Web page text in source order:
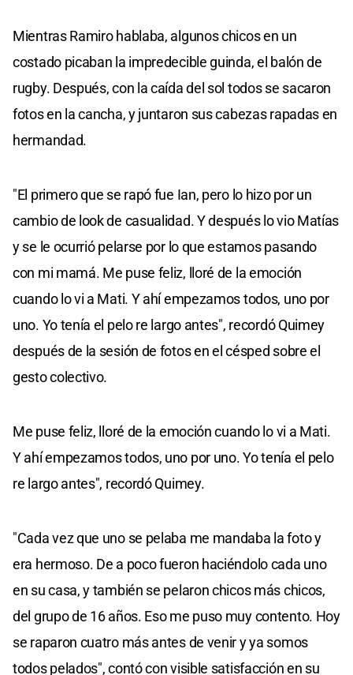
Mientras Ramiro hablaba, algunos chicos en un
costado picaban la impredecible guinda, el balón de
rugby. Después, con la caída del sol todos se sacaron
fotos en la cancha, y juntaron sus cabezas rapadas en
hermandad.
"El primero que se rapó fue Ian, pero lo hizo por un
cambio de look de casualidad. Y después lo vio Matías
y se le ocurrió pelarse por lo que estamos pasando
con mi mamá. Me puse feliz, lloré de la emoción
cuando lo vi a Mati. Y ahí empezamos todos, uno por
uno. Yo tenía el pelo re largo antes", recordó Quimey
después de la sesión de fotos en el césped sobre el
gesto colectivo.
Me puse feliz, lloré de la emoción cuando lo vi a Mati.
Y ahí empezamos todos, uno por uno. Yo tenía el pelo
re largo antes", recordó Quimey.
"Cada vez que uno se pelaba me mandaba la foto y
era hermoso. De a poco fueron haciéndolo cada uno
en su casa, y también se pelaron chicos más chicos,
del grupo de 16 años. Eso me puso muy contento. Hoy
se raparon cuatro más antes de venir y ya somos
todos pelados", contó con visible satisfacción en su